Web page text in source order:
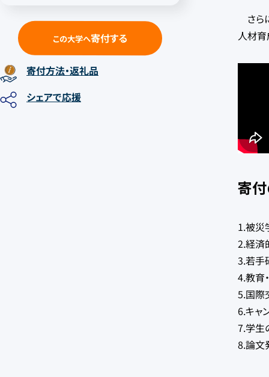
この大学へ寄付する
寄付方法・返礼品
シェアで応援
さら
人材育
寄
1.被災
2.経済
3.若手
4.教育
5.国際
6.キャ
7.学生
8.論文